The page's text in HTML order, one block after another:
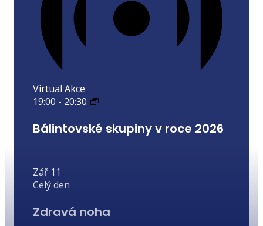
Virtual Akce
19:00 - 20:30
Bálintovské skupiny v roce 2026
Zář 11
Celý den
Zdravá noha